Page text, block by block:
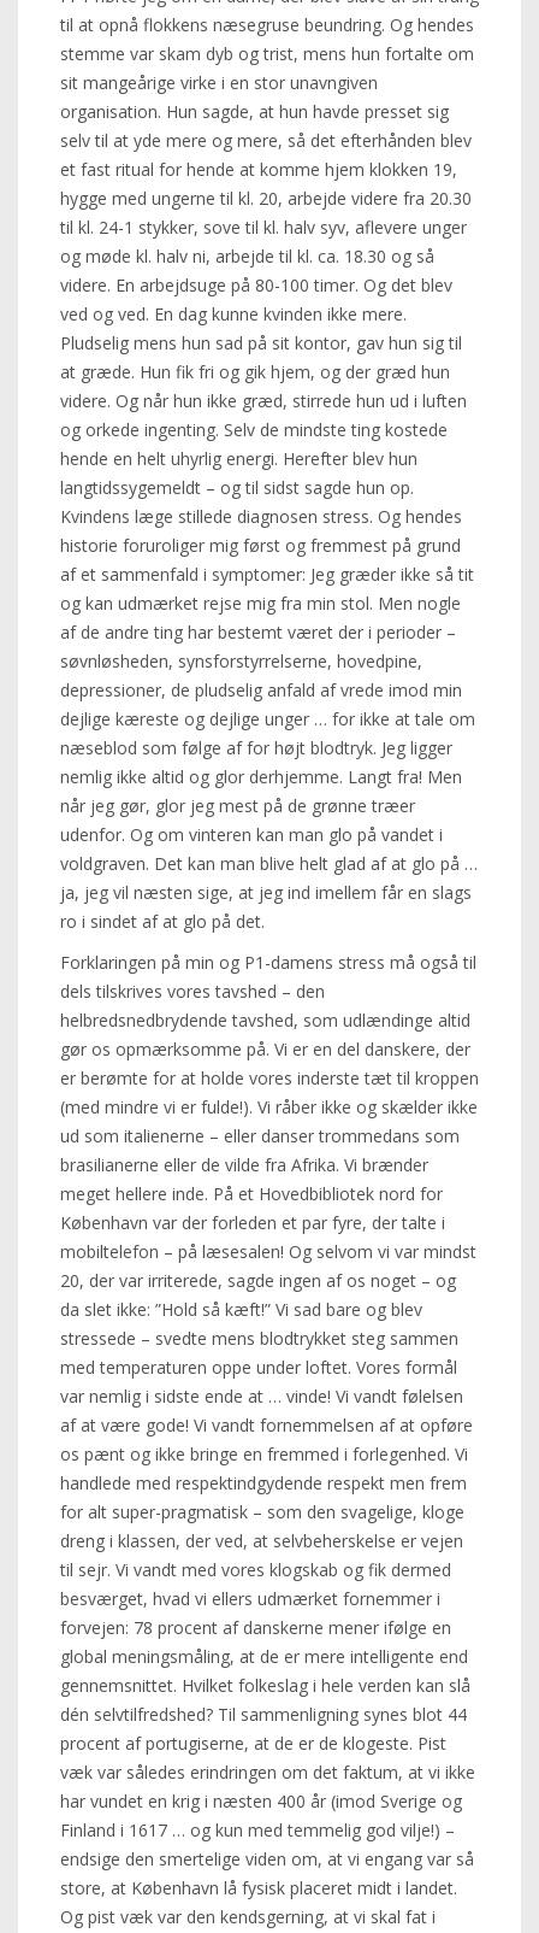
til at opnå flokkens næsegruse beundring. Og hendes
stemme var skam dyb og trist, mens hun fortalte om
sit mangeårige virke i en stor unavngiven
organisation. Hun sagde, at hun havde presset sig
selv til at yde mere og mere, så det efterhånden blev
et fast ritual for hende at komme hjem klokken 19,
hygge med ungerne til kl. 20, arbejde videre fra 20.30
til kl. 24-1 stykker, sove til kl. halv syv, aflevere unger
og møde kl. halv ni, arbejde til kl. ca. 18.30 og så
videre. En arbejdsuge på 80-100 timer. Og det blev
ved og ved. En dag kunne kvinden ikke mere.
Pludselig mens hun sad på sit kontor, gav hun sig til
at græde. Hun fik fri og gik hjem, og der græd hun
videre. Og når hun ikke græd, stirrede hun ud i luften
og orkede ingenting. Selv de mindste ting kostede
hende en helt uhyrlig energi. Herefter blev hun
langtidssygemeldt – og til sidst sagde hun op.
Kvindens læge stillede diagnosen stress. Og hendes
historie foruroliger mig først og fremmest på grund
af et sammenfald i symptomer: Jeg græder ikke så tit
og kan udmærket rejse mig fra min stol. Men nogle
af de andre ting har bestemt været der i perioder –
søvnløsheden, synsforstyrrelserne, hovedpine,
depressioner, de pludselig anfald af vrede imod min
dejlige kæreste og dejlige unger … for ikke at tale om
næseblod som følge af for højt blodtryk. Jeg ligger
nemlig ikke altid og glor derhjemme. Langt fra! Men
når jeg gør, glor jeg mest på de grønne træer
udenfor. Og om vinteren kan man glo på vandet i
voldgraven. Det kan man blive helt glad af at glo på …
ja, jeg vil næsten sige, at jeg ind imellem får en slags
ro i sindet af at glo på det.
Forklaringen på min og P1-damens stress må også til
dels tilskrives vores tavshed – den
helbredsnedbrydende tavshed, som udlændinge altid
gør os opmærksomme på. Vi er en del danskere, der
er berømte for at holde vores inderste tæt til kroppen
(med mindre vi er fulde!). Vi råber ikke og skælder ikke
ud som italienerne – eller danser trommedans som
brasilianerne eller de vilde fra Afrika. Vi brænder
meget hellere inde. På et Hovedbibliotek nord for
København var der forleden et par fyre, der talte i
mobiltelefon – på læsesalen! Og selvom vi var mindst
20, der var irriterede, sagde ingen af os noget – og
da slet ikke: ”Hold så kæft!” Vi sad bare og blev
stressede – svedte mens blodtrykket steg sammen
med temperaturen oppe under loftet. Vores formål
var nemlig i sidste ende at … vinde! Vi vandt følelsen
af at være gode! Vi vandt fornemmelsen af at opføre
os pænt og ikke bringe en fremmed i forlegenhed. Vi
handlede med respektindgydende respekt men frem
for alt super-pragmatisk – som den svagelige, kloge
dreng i klassen, der ved, at selvbeherskelse er vejen
til sejr. Vi vandt med vores klogskab og fik dermed
besværget, hvad vi ellers udmærket fornemmer i
forvejen: 78 procent af danskerne mener ifølge en
global meningsmåling, at de er mere intelligente end
gennemsnittet. Hvilket folkeslag i hele verden kan slå
dén selvtilfredshed? Til sammenligning synes blot 44
procent af portugiserne, at de er de klogeste. Pist
væk var således erindringen om det faktum, at vi ikke
har vundet en krig i næsten 400 år (imod Sverige og
Finland i 1617 … og kun med temmelig god vilje!) –
endsige den smertelige viden om, at vi engang var så
store, at København lå fysisk placeret midt i landet.
Og pist væk var den kendsgerning, at vi skal fat i